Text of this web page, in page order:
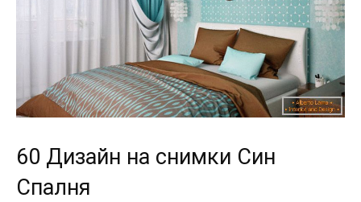
60 Дизайн на снимки Син
Спалня